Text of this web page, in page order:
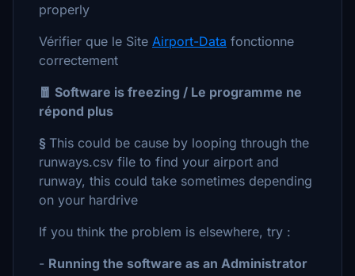
properly
Vérifier que le Site Airport-Data fonctionne
correctement
🧧 Software is freezing / Le programme ne
répond plus
§ This could be cause by looping through the
runways.csv file to find your airport and
runway, this could take sometimes depending
on your hardrive
If you think the problem is elsewhere, try :
- Running the software as an Administrator